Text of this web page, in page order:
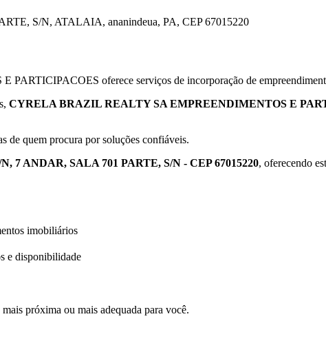
S/N, ATALAIA, ananindeua, PA, CEP 67015220
oferece serviços de incorporação de
CYRELA BRAZIL REALTY SA EMPREENDIMENTOS E
de quem procura por soluções confiáveis.
7 ANDAR, SALA 701 PARTE, S/N - CEP 67015220, oferecendo
imobiliários
e disponibilidade
próxima ou mais adequada para você.